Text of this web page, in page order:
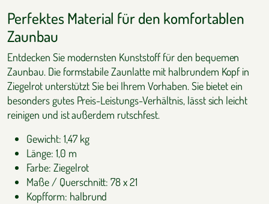
Perfektes Material für den komfortablen
Zaunbau
Entdecken Sie modernsten Kunststoff für den bequemen
Zaunbau. Die formstabile Zaunlatte mit halbrundem Kopf in
Ziegelrot unterstützt Sie bei Ihrem Vorhaben. Sie bietet ein
besonders gutes Preis-Leistungs-Verhältnis, lässt sich leicht
reinigen und ist außerdem rutschfest.
Gewicht: 1,47 kg
Länge: 1,0 m
Farbe: Ziegelrot
Maße / Querschnitt: 78 x 21
Kopfform: halbrund